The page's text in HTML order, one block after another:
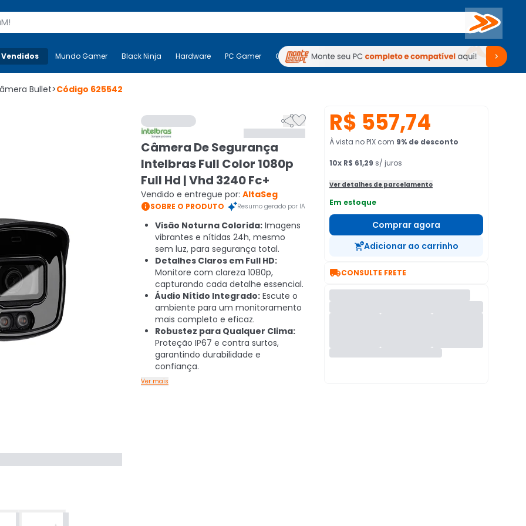
Buscar
Mais-v- Mundo Gamer Black Ninja Hardware PC Gamer Computadores Periféricos TV Venda no KaBuM!
Mundo Gamer Black Ninja Hardware PC Gamer Computadores Periféricos TV Venda no KaBuM!
Bullet>Código 625542

Câmera De Segurança
Intelbras Full Color 1080p
Full Hd | Vhd 3240 Fc+
Vendido e entregue por: AltaSeg
SOBRE O PRODUTO Resumo gerado por IA
Visão Noturna Colorida: Imagens
vibrantes e nítidas 24h, mesmo
sem luz, para segurança total.
Detalhes Claros em Full HD:
Monitore com clareza 1080p,
capturando cada detalhe essencial.
Áudio Nítido Integrado: Escute o
ambiente para um monitoramento
mais completo e eficaz.
Robustez para Qualquer Clima:
Proteção IP67 e contra surtos,
garantindo durabilidade e
confiança.
Ver mais
R$ 557,74
À vista no PIX com 9% de desconto
10x R$ 61,29 s/ juros
Ver detalhes de parcelamento
Em estoque
Comprar agora
Adicionar ao carrinho
CONSULTE FRETE